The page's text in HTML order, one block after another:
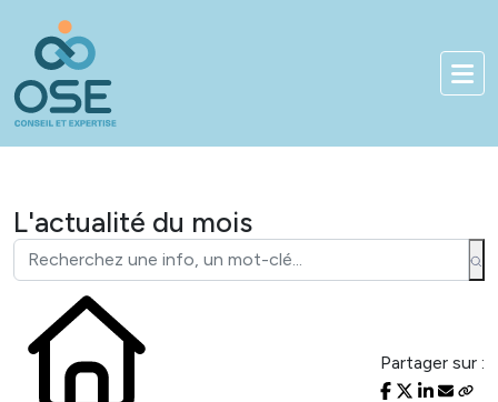
L'actualité du mois
Partager sur :